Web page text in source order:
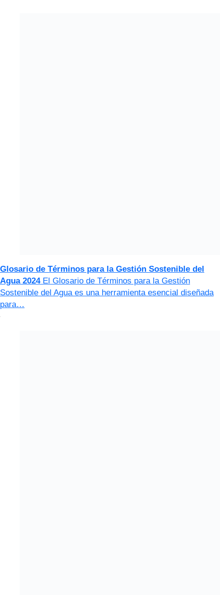
Glosario de Términos para la Gestión Sostenible del
Agua 2024 El Glosario de Términos para la Gestión
Sostenible del Agua es una herramienta esencial diseñada
para…